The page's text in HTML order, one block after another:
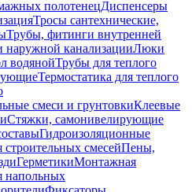
полотенецДиспенсеры
Тросы сантехнические,
Трубы, фитинги внутренней
канализацииЛюки
водянойТрубы для теплого
Термостатика для теплого
смеси и грунтовкиКлеевые
Стяжки, самонивелирующие
Гидроизоляционные
строительных смесейПены,
ГерметикиМонтажная
напольных